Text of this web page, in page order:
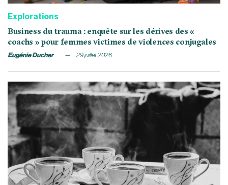
Explorations
Business du trauma : enquête sur les dérives des «
coachs » pour femmes victimes de violences conjugales
Eugénie Ducher 29 juillet 2026